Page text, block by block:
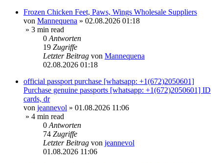
Frozen Chicken Feet, Paws, Wings Wholesale Suppliers
von Mannequena » 02.08.2026 01:18
» 3 min read
0 Antworten
19 Zugriffe
Letzter Beitrag von Mannequena
02.08.2026 01:18
official passport purchase [whatsapp: +1(672)2050601]
Purchase genuine passports [whatsapp: +1(672)2050601] ID
cards, dr
von jeannevol » 01.08.2026 11:06
» 4 min read
0 Antworten
74 Zugriffe
Letzter Beitrag von jeannevol
01.08.2026 11:06